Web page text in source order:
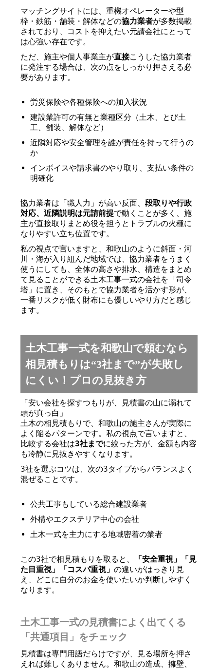
マッチングサイトには、重機オペレーターや型
枠・鉄筋・舗装・解体などの協力業者が多数掲載
されており、コストを抑えたい元請会社にとって
は心強い存在です。
ただ、施主や個人事業主が直接こうした協力業者
に発注する場合は、次の点をしっかり押さえる必
要があります。
労災保険や各種保険への加入状況
建設業許可の有無と業種区分（土木、とび土
工、舗装、解体など）
近隣対応や安全管理を誰が責任を持って行うの
か
インボイスや請求書のやり取り、支払い条件の
明確化
協力業者は「職人力」が高い反面、段取りや行政
対応、近隣説明は元請前提で動くことが多く、施
主が直接取りまとめ役を担うとトラブルの火種に
なりやすい立ち位置です。
私の視点で言いますと、和歌山のように斜面・河
川・海が入り組んだ地域では、協力業者をうまく
使うにしても、全体の高さや排水、構造をまとめ
て見ることができる土木工事一式の会社を「司令
塔」に置き、そのもとで協力業者を活かす形が、
一番リスクが低く財布にも優しいやり方だと感じ
ます。
土木工事一式を和歌山で頼むなら
相見積もりは“3社まで”が失敗し
にくい！プロの見抜き方
「安い会社を探すつもりが、見積書の山に溺れて
頭が真っ白」
土木の相見積もりで、和歌山の施主さんが実際に
よく陥るパターンです。私の視点で言いますと、
比較する会社は3社までに絞った方が、金額も内容
も冷静に見抜きやすくなります。
3社を選ぶコツは、次の3タイプからバランスよく
混ぜることです。
公共工事もしている総合建設業者
外構やエクステリア中心の会社
土木一式を主力にする地域密着の業者
この3社で相見積もりを取ると、
「安全重視」「見
た目重視」「コスパ重視」の違いがはっきり見
え、どこに自分のお金を使いたいか判断しやすく
なります。
土木工事一式の見積書によく出てくる
「共通項目」をチェック
見積書は専門用語だらけですが、見る場所を押さ
えれば難しくありません。和歌山の造成、擁壁、